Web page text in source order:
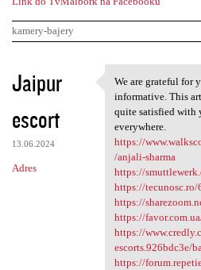
kamery-bajery
K
o
m
e
n
Jaipur
escort
13.06.2024
Adres
We are grateful
We are grateful for
informative. This
quite satisfied with
everywhere.
https://
/anjali-sharma
https://
https://tecunosc.ro/
https://
https://
https://
escorts.926bdc3e/
https://